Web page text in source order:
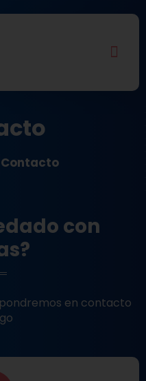
Contacto
con
en contacto